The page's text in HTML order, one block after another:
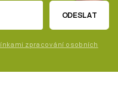
ODESLAT
zpracování osobních